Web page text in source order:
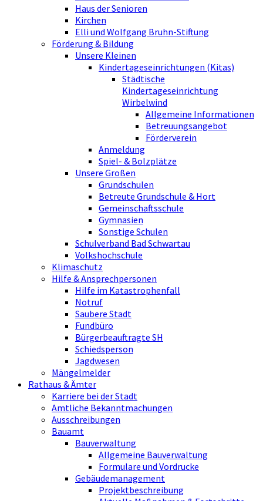
Haus der Senioren
Kirchen
Elli und Wolfgang Bruhn-Stiftung
Förderung & Bildung
Unsere Kleinen
Kindertageseinrichtungen (Kitas)
Städtische
Kindertageseinrichtung
Wirbelwind
Allgemeine Informationen
Betreuungsangebot
Förderverein
Anmeldung
Spiel- & Bolzplätze
Unsere Großen
Grundschulen
Betreute Grundschule & Hort
Gemeinschaftsschule
Gymnasien
Sonstige Schulen
Schulverband Bad Schwartau
Volkshochschule
Klimaschutz
Hilfe & Ansprechpersonen
Hilfe im Katastrophenfall
Notruf
Saubere Stadt
Fundbüro
Bürgerbeauftragte SH
Schiedsperson
Jagdwesen
Mängelmelder
Rathaus & Ämter
Karriere bei der Stadt
Amtliche Bekanntmachungen
Ausschreibungen
Bauamt
Bauverwaltung
Allgemeine Bauverwaltung
Formulare und Vordrucke
Gebäudemanagement
Projektbeschreibung